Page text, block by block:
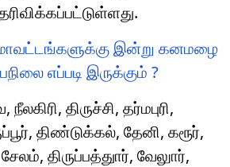
இன்று கனமழை
எப்படி இருக்கும் ?
திருச்சி, தர்மபுரி,
திண்டுக்கல், தேனி, கரூர்,
திருப்பத்துார், வேலுார்,